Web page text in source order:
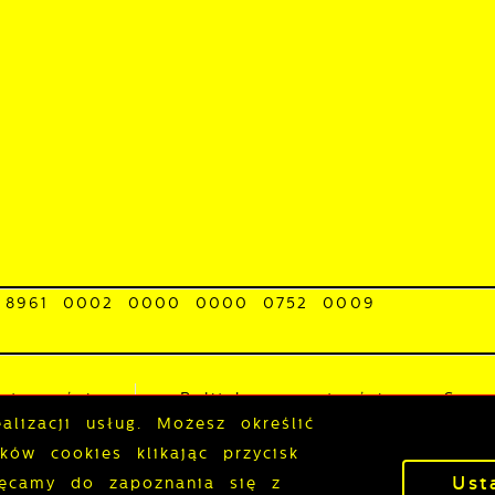
8961 0002 0000 0000 0752 0009
Polityka prywatności
usług. Możesz określić
cookies klikając przycisk
do zapoznania się z